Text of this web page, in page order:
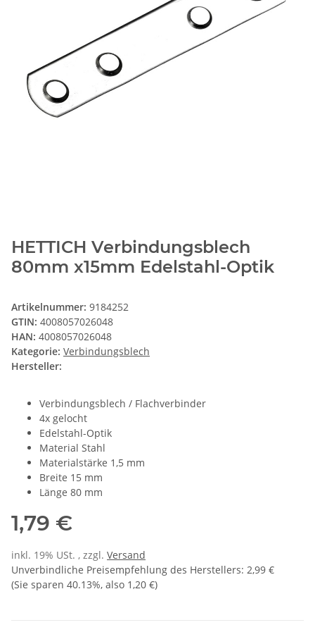
HETTICH Verbindungsblech
80mm x15mm Edelstahl-Optik
Artikelnummer: 9184252
GTIN: 4008057026048
HAN: 4008057026048
Kategorie: Verbindungsblech
Hersteller:
Verbindungsblech / Flachverbinder
4x gelocht
Edelstahl-Optik
Material Stahl
Materialstärke 1,5 mm
Breite 15 mm
Länge 80 mm
1,79 €
inkl. 19% USt. , zzgl. Versand
Unverbindliche Preisempfehlung des Herstellers: 2,99 €
(Sie sparen 40.13%, also 1,20 €)